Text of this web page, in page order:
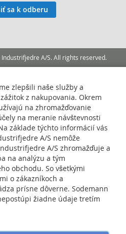
sa k odberu
A/S. All rights reserved.
zlepšili naše služby a
z nakupovania. Okrem
na zhromažďovanie
na meranie návštevnosti
základe týchto informácií vás
A/S nemôže
A/S zhromažďuje a
na analýzu a tým
obchodu. So všetkými
o zákazníkoch a
prísne dôverne. Sodemann
žiadne údaje tretím